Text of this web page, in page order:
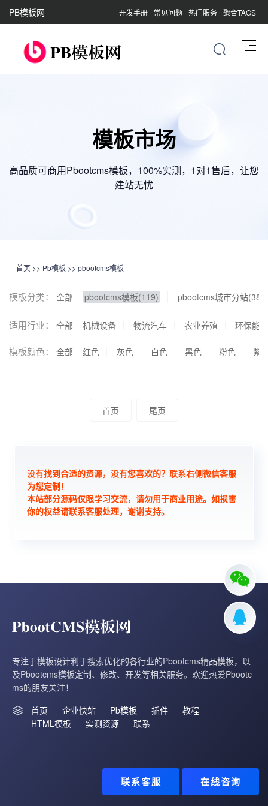
PB模板网 聚合TAGS
热门服务
常见问题
开发手册
模板市场
高品质可商用Pbootcms模板，100%实测，1对1售后，让您
建站无忧
首页 >> Pb模板 >> pbootcms模板
模板分类： 全部 pbootcms模板(119) pbootcms城市分站(38)
适用行业： 全部 机械设备 物流汽车 农业养殖 环保能源
模板颜色： 全部 红色 灰色 白色 黑色 粉色 紫
首页 尾页
没有找到合适的资源，没有您喜欢的？联系右侧微信客服
为您定制！
本站部分源码仅限学习交流，请勿用于商业用途。如损害
你的权益请联系客服处理，谢谢支持。
专注于模板设计利于搜索优化的各行业的Pbootcms精品模板，以
及Pbootcms模板定制、修改、开发等相关服务。欢迎热爱Pbootc
ms的朋友关注！
首页
企业快站 Pb模板 插件
教程
HTML模板
实测资源 联系
联系客服 在线咨询